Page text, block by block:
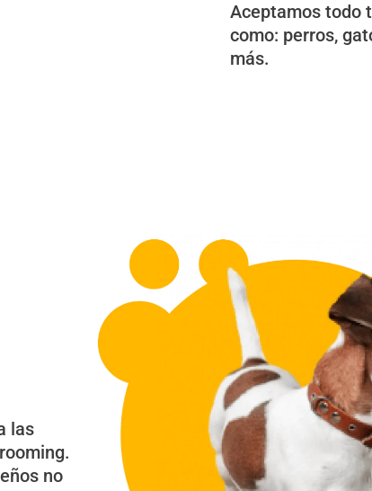
Aceptamos todo
como: perros,
más.
las
no